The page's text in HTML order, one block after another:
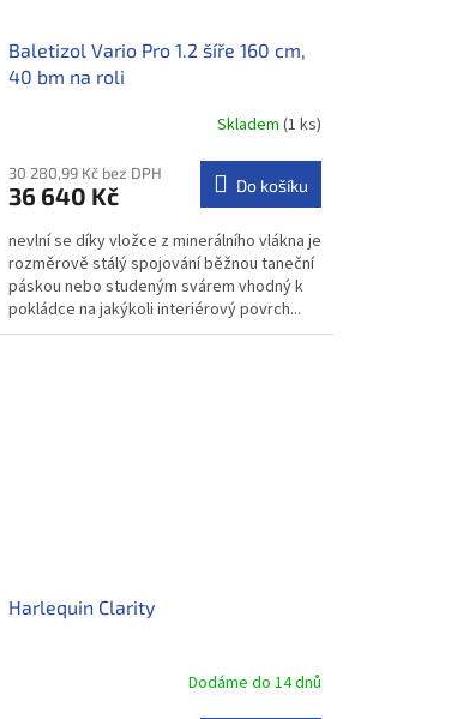
Baletizol Vario Pro 1.2 šíře 160 cm,
40 bm na roli
Skladem (1 ks)
30 280,99 Kč bez DPH
36 640 Kč Do košíku
nevlní se díky vložce z minerálního vlákna je
rozměrově stálý spojování běžnou taneční
páskou nebo studeným svárem vhodný k
pokládce na jakýkoli interiérový povrch...
Harlequin Clarity
Dodáme do 14 dnů